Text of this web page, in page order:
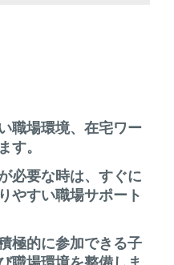
職場環境、在宅ワー
す。
必要な時は、すぐに
やすい職場サポート
極的に参加できる子